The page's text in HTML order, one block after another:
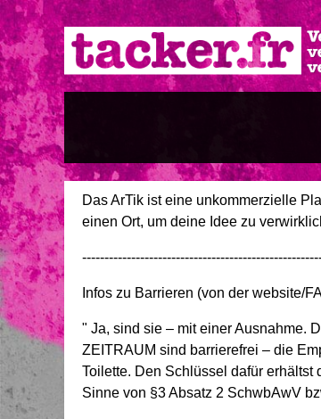
Direkt
zum
Inhalt
Das ArTik ist eine unkommerzielle
einen Ort, um deine Idee zu
Infos zu Barrieren (von der website/
" Ja, sind sie – mit einer Ausnahme.
ZEITRAUM sind barrierefrei – die
Toilette. Den Schlüssel dafür
Sinne von §3 Absatz 2 SchwbAwV